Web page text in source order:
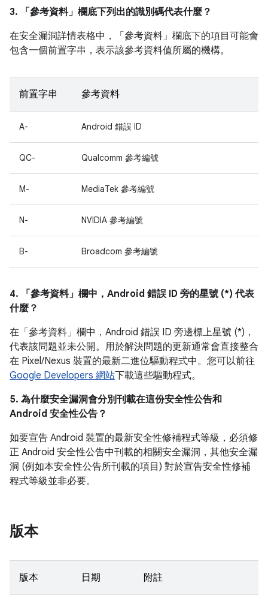
3. 「參考資料」 欄底下列出的識別碼代表什麼？
在安全漏洞詳情表格中，「參考資料」 欄底下的項目可能會
包含一個前置字串，表示該參考資料值所屬的機構。
前置字串 參考資料
A- Android 錯誤 ID
QC- Qualcomm 參考編號
M- MediaTek 參考編號
N- NVIDIA 參考編號
B- Broadcom 參考編號
4. 「參考資料」 欄中，Android 錯誤 ID 旁的星號 (*) 代表
什麼？
在「參考資料」 欄中，Android 錯誤 ID 旁邊標上星號 (*)，
代表該問題並未公開。用於解決問題的更新通常會直接整合
在 Pixel/Nexus 裝置的最新二進位驅動程式中。您可以前往
Google Developers 網站下載這些驅動程式。
5. 為什麼安全漏洞會分別刊載在這份安全性公告和
Android 安全性公告？
如要宣告 Android 裝置的最新安全性修補程式等級，必須修
正 Android 安全性公告中刊載的相關安全漏洞，其他安全漏
洞 (例如本安全性公告所刊載的項目) 對於宣告安全性修補
程式等級並非必要。
版本
版本 日期 附註